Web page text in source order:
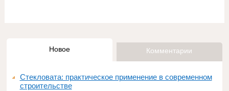
Новое Комментарии
Стекловата: практическое применение в современном
строительстве